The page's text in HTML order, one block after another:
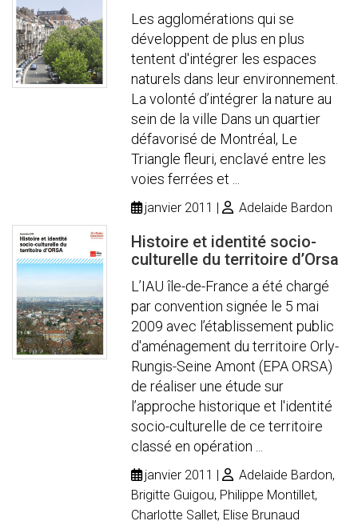
Les agglomérations qui se
développent de plus en plus
tentent d'intégrer les espaces
naturels dans leur environnement.
La volonté d’intégrer la nature au
sein de la ville Dans un quartier
défavorisé de Montréal, Le
Triangle fleuri, enclavé entre les
voies ferrées et ...
janvier 2011 Adelaide Bardon
Histoire et identité socio-
culturelle du territoire d’Orsa
L’IAU île-de-France a été chargé
par convention signée le 5 mai
2009 avec l’établissement public
d'aménagement du territoire Orly-
Rungis-Seine Amont (EPA ORSA)
de réaliser une étude sur
l’approche historique et l'identité
socio-culturelle de ce territoire
classé en opération ...
janvier 2011
Adelaide Bardon,
Brigitte Guigou, Philippe Montillet,
Charlotte Sallet, Elise Brunaud